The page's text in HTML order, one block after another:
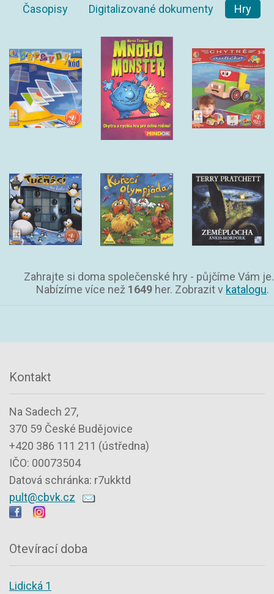
Časopisy
Digitalizované dokumenty Hry
Zahrajte si doma společenské hry - půjčíme Vám je.
Nabízíme více než 1649 her. Zobrazit v katalogu.
Kontakt
Na Sadech 27,
370 59 České Budějovice
+420 386 111 211 (ústředna)
IČO: 00073504
Datová schránka: r7ukktd
pult@cbvk.cz
Otevírací doba
Lidická 1